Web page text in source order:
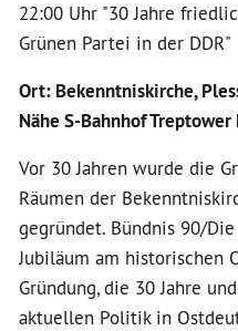
22:00 Uhr "30 Jahre
Grünen Partei in der DDR"
Ort: Bekenntniskirche,
Nähe S-Bahnhof Treptower
Vor 30 Jahren wurde die
Räumen der
gegründet. Bündnis 90/
Jubiläum am historischen
Gründung, die 30 Jahre
aktuellen Politik in